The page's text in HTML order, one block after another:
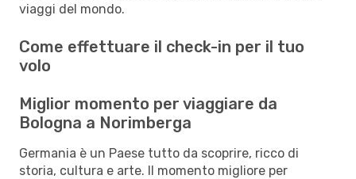
viaggi del mondo.
Come effettuare il check-in per il tuo
volo
Miglior momento per viaggiare da
Bologna a Norimberga
Germania è un Paese tutto da scoprire, ricco di
storia, cultura e arte. Il momento migliore per